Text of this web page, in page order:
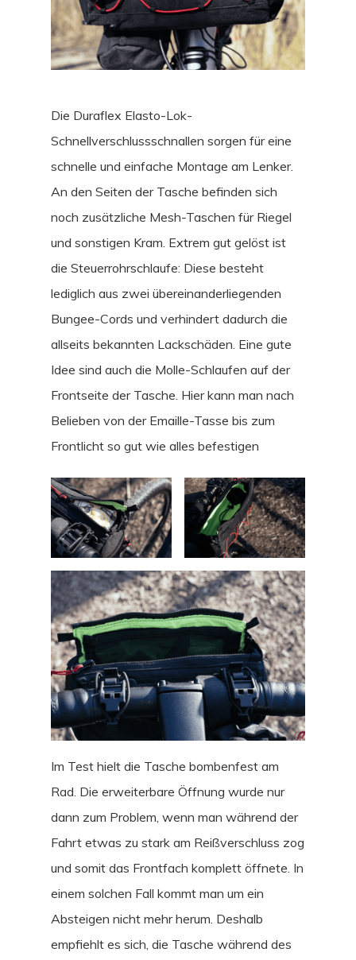
Die Duraflex Elasto-Lok-
Schnellverschlussschnallen sorgen für eine
schnelle und einfache Montage am Lenker.
An den Seiten der Tasche befinden sich
noch zusätzliche Mesh-Taschen für Riegel
und sonstigen Kram. Extrem gut gelöst ist
die Steuerrohrschlaufe: Diese besteht
lediglich aus zwei übereinanderliegenden
Bungee-Cords und verhindert dadurch die
allseits bekannten Lackschäden. Eine gute
Idee sind auch die Molle-Schlaufen auf der
Frontseite der Tasche. Hier kann man nach
Belieben von der Emaille-Tasse bis zum
Frontlicht so gut wie alles befestigen
Im Test hielt die Tasche bombenfest am
Rad. Die erweiterbare Öffnung wurde nur
dann zum Problem, wenn man während der
Fahrt etwas zu stark am Reißverschluss zog
und somit das Frontfach komplett öffnete. In
einem solchen Fall kommt man um ein
Absteigen nicht mehr herum. Deshalb
empfiehlt es sich, die Tasche während des